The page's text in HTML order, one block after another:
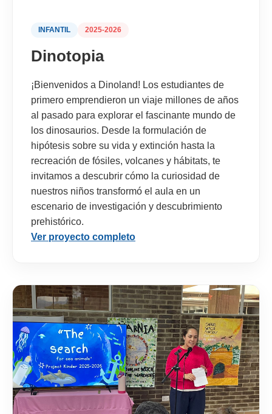
INFANTIL 2025-2026
Dinotopia
¡Bienvenidos a Dinoland! Los estudiantes de
primero emprendieron un viaje millones de años
al pasado para explorar el fascinante mundo de
los dinosaurios. Desde la formulación de
hipótesis sobre su vida y extinción hasta la
recreación de fósiles, volcanes y hábitats, te
invitamos a descubrir cómo la curiosidad de
nuestros niños transformó el aula en un
escenario de investigación y descubrimiento
prehistórico.
Ver proyecto completo